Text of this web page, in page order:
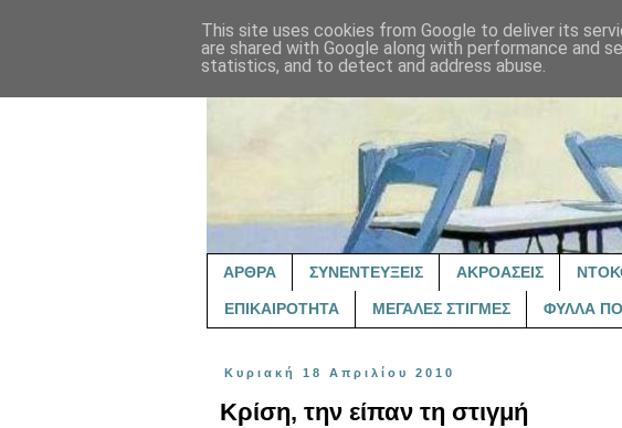
ΑΡΘΡΑ ΣΥΝΕΝΤΕΥΞΕΙΣ ΑΚΡΟΑΣΕΙΣ
ΕΠΙΚΑΙΡΟΤΗΤΑ ΜΕΓΑΛΕΣ ΣΤΙΓΜΕΣ ΦΥΛΛΑ
Κυριακή 18 Απριλίου 2010
Κρίση, την είπαν τη στιγμή
This site uses cookies from Google to deliver its
are shared with Google along with performance and
statistics, and to detect and address abuse.